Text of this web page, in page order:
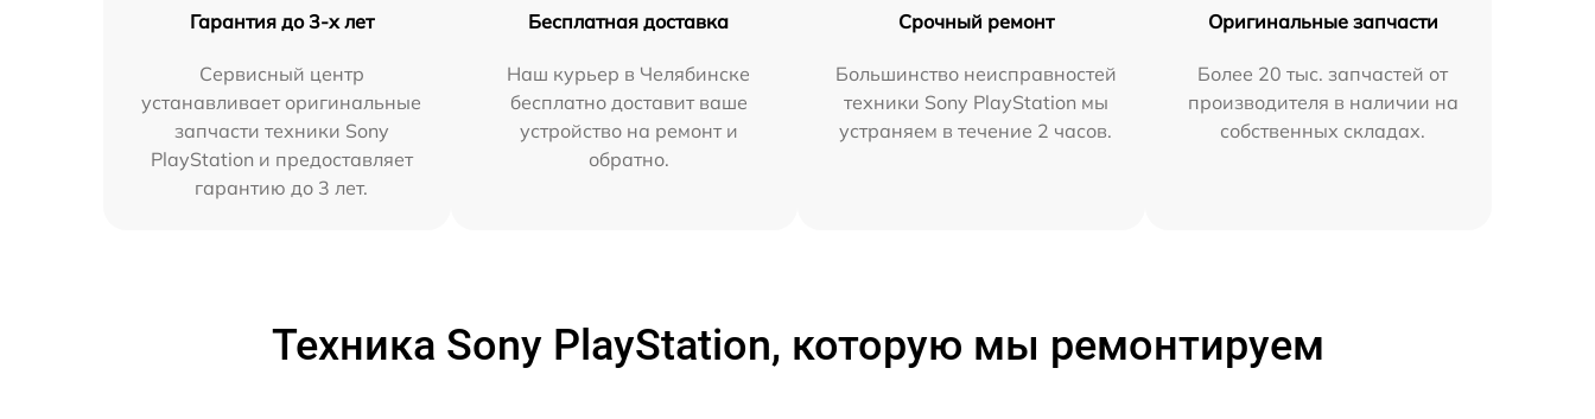
Гарантия до 3-х лет
Сервисный центр
устанавливает оригинальные
запчасти техники Sony
PlayStation и предоставляет
гарантию до 3 лет.
Бесплатная доставка
Наш курьер в Челябинске
бесплатно доставит ваше
устройство на ремонт и
обратно.
Срочный ремонт
Большинство неисправностей
техники Sony PlayStation мы
устраняем в течение 2 часов.
Оригинальные запчасти
Более 20 тыс. запчастей от
производителя в наличии на
собственных складах.
Техника Sony PlayStation, которую мы ремонтируем